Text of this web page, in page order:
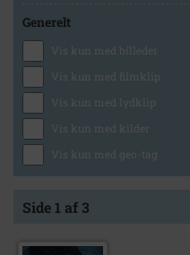
Generelt
Vis kun med billeder
Vis kun med filmklip
Vis kun med lydklip
Vis kun med kilder
Vis kun med geo-tag
Side 1 af 3